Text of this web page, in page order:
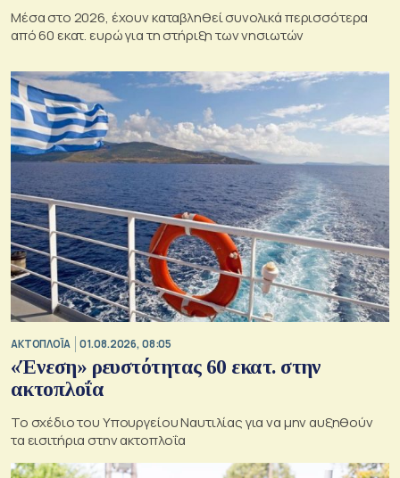
Μέσα στο 2026, έχουν καταβληθεί συνολικά περισσότερα
από 60 εκατ. ευρώ για τη στήριξη των νησιωτών
ΑΚΤΟΠΛΟΪΑ 01.08.2026, 08:05
«Ένεση» ρευστότητας 60 εκατ. στην
ακτοπλοΐα
Το σχέδιο του Υπουργείου Ναυτιλίας για να μην αυξηθούν
τα εισιτήρια στην ακτοπλοΐα